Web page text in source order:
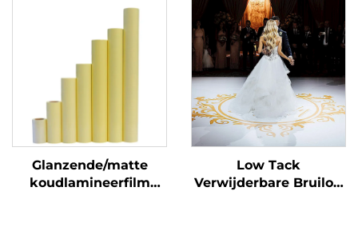
reclamemateriaal
Glanzende/matte
koudlamineerfilm
Low Tack
Verwijderbare Bruiloft